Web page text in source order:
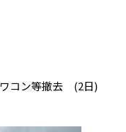
コン等撤去 (2日)